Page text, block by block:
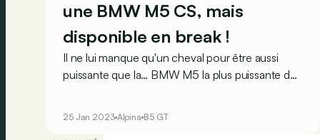
une BMW M5 CS, mais
disponible en break !
Il ne lui manque qu'un cheval pour être aussi
puissante que la… BMW M5 la plus puissante de
25 Jan 2023 Alpina B5 GT